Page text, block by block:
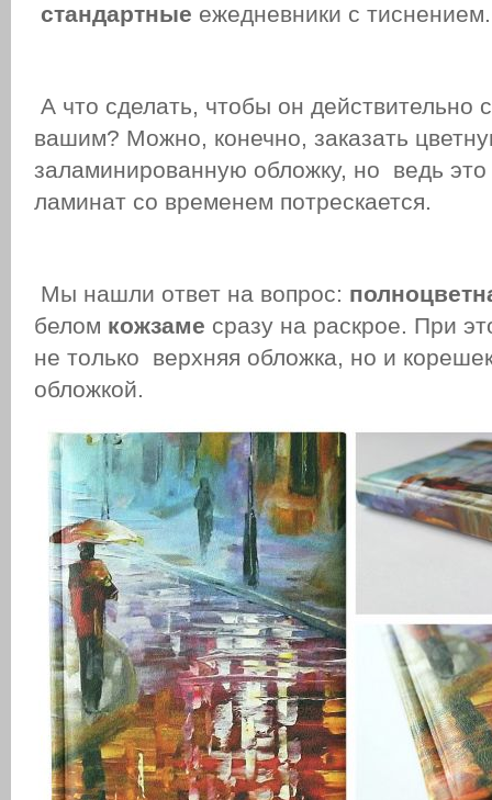
стандартные ежедневники с тиснением.
А что сделать, чтобы он действительно
вашим? Можно, конечно, заказать
заламинированную обложку, но ведь
ламинат со временем потрескается.
Мы нашли ответ на вопрос:
белом кожзаме сразу на раскрое. При
не только верхняя обложка, но и
обложкой.